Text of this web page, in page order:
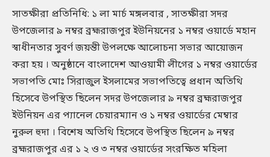
সাতক্ষীরা প্রতিনিধি: ১ লা মার্চ মঙ্গলবার , সাতক্ষীরা সদর
উপজেলার ৯ নম্বর ব্রহ্মরাজপুর ইউনিয়নের ১ নম্বর ওয়ার্ডে মহান
স্বাধীনতার সুবর্ণ জয়ন্তী উপলক্ষে আলোচনা সভার আয়োজন
করা হয় । অনুষ্ঠানে বাংলাদেশ আওয়ামী লীগের ১ নম্বর ওয়ার্ডের
সভাপতি মোঃ সিরাজুল ইসলামের সভাপতিত্বে প্রধান অতিথি
হিসেবে উপস্থিত ছিলেন সদর উপজেলার ৯ নম্বর ব্রহ্মরাজপুর
ইউনিয়ন এর প্যানেল চেয়ারম্যান ও ১ নম্বর ওয়ার্ডের মেম্বার
নুরুল হুদা । বিশেষ অতিথি হিসেবে উপস্থিত ছিলেন ৯ নম্বর
ব্রহ্মরাজপুর এর ১ ২ ও ৩ নম্বর ওয়ার্ডের সংরক্ষিত মহিলা